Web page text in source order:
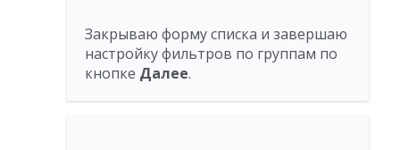
Закрываю форму списка и завершаю
настройку фильтров по группам по
кнопке Далее.